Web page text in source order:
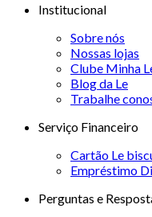
Institucional
Sobre nós
Nossas lojas
Clube Minha
Blog da Le
Trabalhe
Serviço Financeiro
Cartão Le
Empréstimo
Perguntas e